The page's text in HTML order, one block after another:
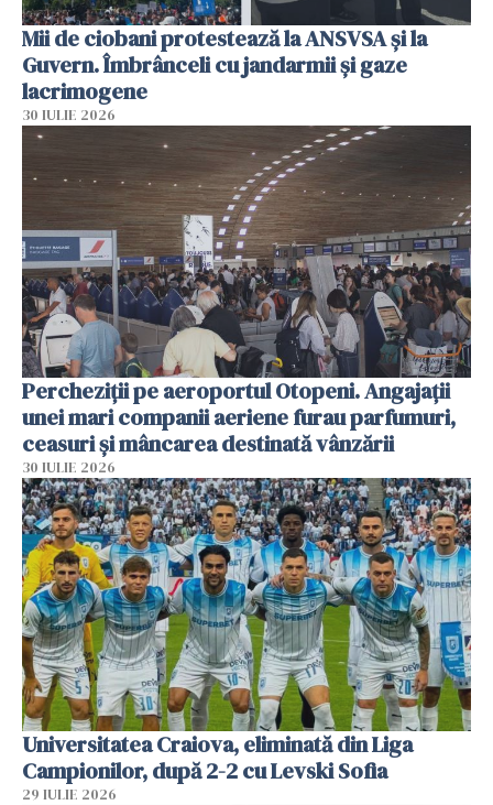
Mii de ciobani protestează la ANSVSA și la
Guvern. Îmbrânceli cu jandarmii și gaze
lacrimogene
30 IULIE 2026
Percheziții pe aeroportul Otopeni. Angajații
unei mari companii aeriene furau parfumuri,
ceasuri și mâncarea destinată vânzării
30 IULIE 2026
Universitatea Craiova, eliminată din Liga
Campionilor, după 2-2 cu Levski Sofia
29 IULIE 2026